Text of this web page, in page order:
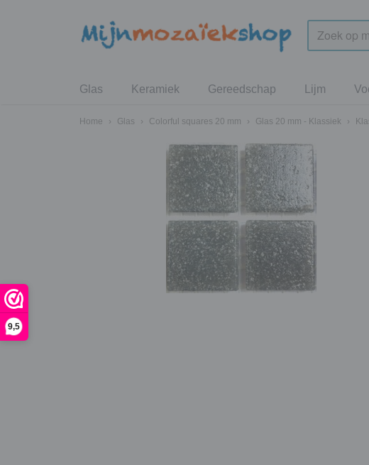
9,5
Glas Keramiek Gereedschap Lijm
Home › Glas › Colorful squares 20 mm › Glas 20 mm - Klassiek ›